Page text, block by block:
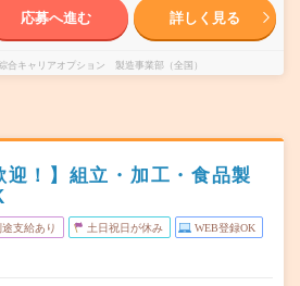
応募へ進む 詳しく見る
合キャリアオプション 製造事業部（全国）
迎！】組立・加工・食品製
支給あり 土日祝日が休み WEB登録OK